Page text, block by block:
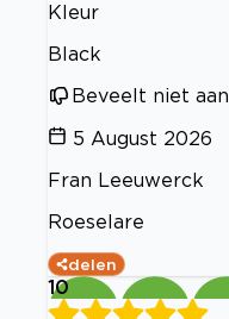
Kleur
Black
Beveelt niet aan
5 August 2026
Fran Leeuwerck
Roeselare
delen
10